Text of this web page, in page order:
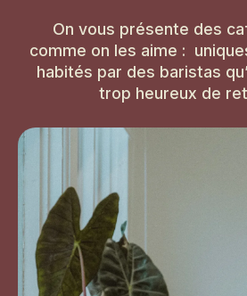
On vous présente des
comme on les aime :
habités par des baristas
trop heureux de